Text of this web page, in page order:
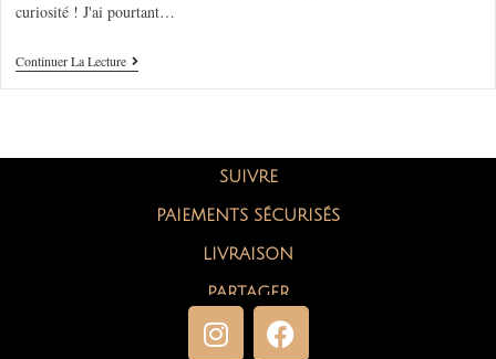
curiosité ! J'ai pourtant…
Continuer La Lecture
SUIVRE
PAIEMENTS SÉCURISÉS
LIVRAISON
PARTAGER